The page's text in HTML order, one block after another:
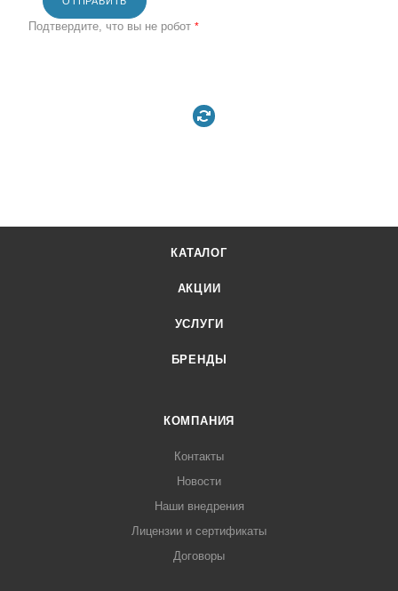
Подтвердите, что вы не робот *
КАТАЛОГ
АКЦИИ
УСЛУГИ
БРЕНДЫ
КОМПАНИЯ
Контакты
Новости
Наши внедрения
Лицензии и сертификаты
Договоры